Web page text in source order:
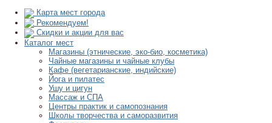
Карта мест города
Рекомендуем!
Скидки и акции для вас
Каталог мест
Магазины (этнические, эко-био, косметика)
Чайные магазины и чайные клубы
Кафе (вегетарианские, индийские)
Йога и пилатес
Ушу и цигун
Массаж и СПА
Центры практик и самопознания
Школы творчества и саморазвития